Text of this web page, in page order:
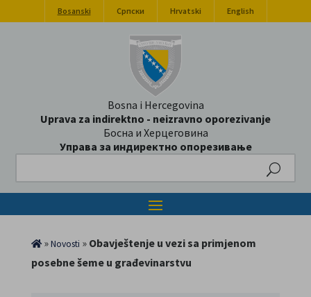
Bosanski Српски Hrvatski English
Bosna i Hercegovina
Uprava za indirektno - neizravno oporezivanje
Босна и Херцеговина
Управа за индиректно опорезивање
»Novosti » Obavještenje u vezi sa primjenom
posebne šeme u građevinarstvu